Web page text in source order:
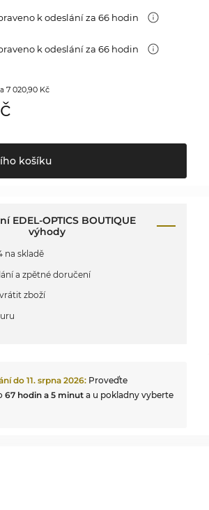
k odeslání za 66 hodin
k odeslání za 66 hodin
7 020,90 Kč
košíku
EDEL-OPTICS BOUTIQUE
výhody
na skladě
a zpětné doručení
zboží
do11. srpna 2026: Proveďte
67 hodin a 5 minut a u pokladny vyberte